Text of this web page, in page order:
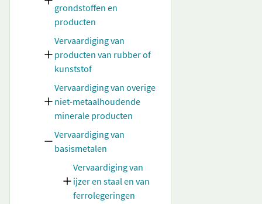
grondstoffen en
producten
Vervaardiging van
producten van rubber of
kunststof
Vervaardiging van overige
niet-metaalhoudende
minerale producten
Vervaardiging van
basismetalen
Vervaardiging van
ijzer en staal en van
ferrolegeringen